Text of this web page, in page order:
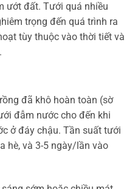
ướt đất. Tưới quá nhiều
trọng đến quá trình ra
tùy thuộc vào thời tiết và
đã khô hoàn toàn (sờ
đẫm nước cho đến khi
ở đáy chậu. Tần suất tưới
hè, và 3-5 ngày/lần vào